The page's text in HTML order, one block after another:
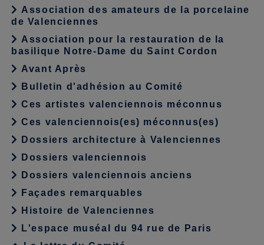
Association des amateurs de la porcelaine
de Valenciennes
Association pour la restauration de la
basilique Notre-Dame du Saint Cordon
Avant Après
Bulletin d'adhésion au Comité
Ces artistes valenciennois méconnus
Ces valenciennois(es) méconnus(es)
Dossiers architecture à Valenciennes
Dossiers valenciennois
Dossiers valenciennois anciens
Façades remarquables
Histoire de Valenciennes
L'espace muséal du 94 rue de Paris